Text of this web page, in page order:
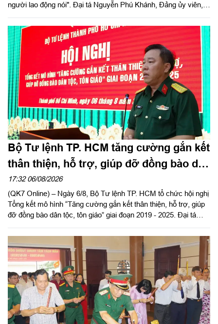
người lao động nói". Đại tá Nguyễn Phú Khánh, Đảng ủy viên,
Thượng tá Nguyễn Ngọc Khánh, Giám đốc Công ty Cảng ICD
Tây Nam chủ trì hội nghị. Dự hội nghị có Đại tá Phạm Thị Thu
Hương, Trưởng phòng Công tác quần chúng, Cục Chính trị
Quân khu 7; Đại tá Trần Thị Mỹ Châu, Phó Tổng giám đốc
Công ty Tây Nam cùng đông đảo cán bộ, đoàn viên, người lao
động Công ty Cảng ICD Tây Nam.
Bộ Tư lệnh TP. HCM tăng cường gắn kết
thân thiện, hỗ trợ, giúp đỡ đồng bào dân
tộc, tôn giáo
17:32 06/08/2026
(QK7 Online) – Ngày 6/8, Bộ Tư lệnh TP. HCM tổ chức hội nghị
Tổng kết mô hình “Tăng cường gắn kết thân thiện, hỗ trợ, giúp
đỡ đồng bào dân tộc, tôn giáo” giai đoạn 2019 - 2025. Đại tá
đạo hội nghị.